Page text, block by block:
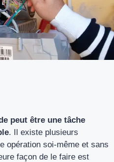
peut être une tâche
. Il existe plusieurs
opération soi-même et sans
façon de le faire est